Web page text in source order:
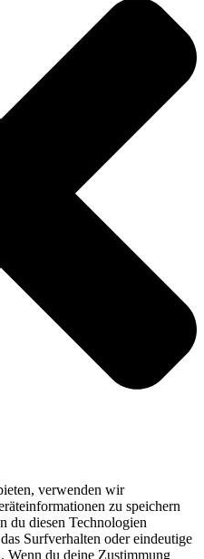
verwenden wir
zu speichern
du diesen Technologien
Surfverhalten oder eindeutige
Wenn du deine Zustimmung